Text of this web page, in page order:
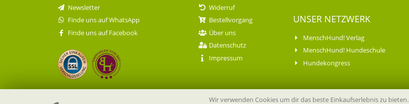
Wir verwenden Cookies um dir das beste Einkaufserlebnis zu bieten.
Newsletter
Finde uns auf WhatsApp
Finde uns auf Facebook
Widerruf
Bestellvorgang
Über uns
Datenschutz
Impressum
UNSER NETZWERK
MenschHund! Verlag
MenschHund! Hundeschule
Hundekongress